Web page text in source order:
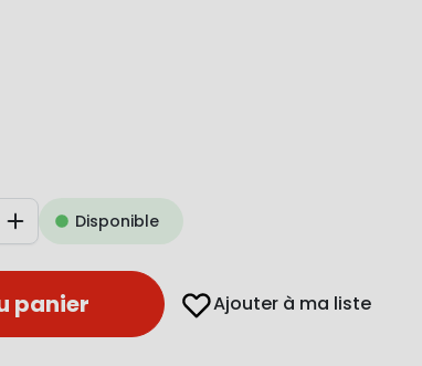
AugmenterDisponible
panier Ajouter à ma liste